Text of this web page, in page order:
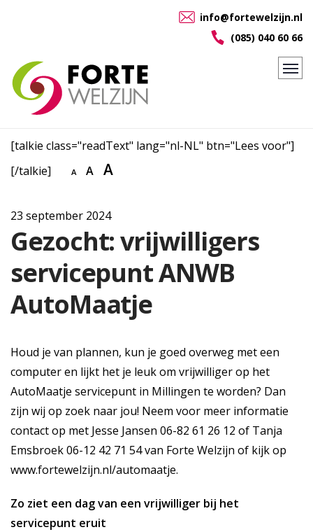
info@fortewelzijn.nl
(085) 040 60 66
[talkie class="readText" lang="nl-NL" btn="Lees voor"]
[/talkie]
A A A
23 september 2024
Gezocht: vrijwilligers
servicepunt ANWB
AutoMaatje
Houd je van plannen, kun je goed overweg met een
computer en lijkt het je leuk om vrijwilliger op het
AutoMaatje servicepunt in Millingen te worden? Dan
zijn wij op zoek naar jou! Neem voor meer informatie
contact op met Jesse Jansen 06-82 61 26 12 of Tanja
Emsbroek 06-12 42 71 54 van Forte Welzijn of kijk op
www.fortewelzijn.nl/automaatje.
Zo ziet een dag van een vrijwilliger bij het
servicepunt eruit